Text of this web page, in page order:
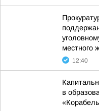
местного
12:40
в